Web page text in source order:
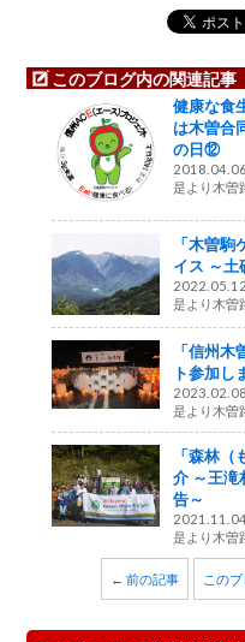
このブログ内の関連記事
健康な食
は木曽合
の日⑫
2018.04.06
是より木曽
「木曽
イス ～土
2022.05.12
是より木曽
「信州
ト参加し
2023.02.08
是より木曽
「森林
介 ～王滝
告～
2021.11.04
是より木曽
← 前の記事 この